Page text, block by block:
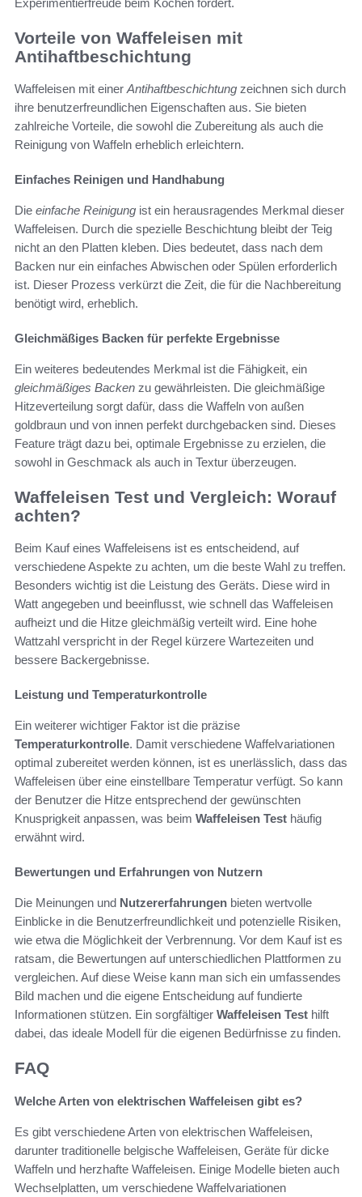
Vorteile von Waffeleisen mit
Antihaftbeschichtung
Waffeleisen mit einer Antihaftbeschichtung zeichnen sich durch
ihre benutzerfreundlichen Eigenschaften aus. Sie bieten
zahlreiche Vorteile, die sowohl die Zubereitung als auch die
Reinigung von Waffeln erheblich erleichtern.
Einfaches Reinigen und Handhabung
Die einfache Reinigung ist ein herausragendes Merkmal dieser
Waffeleisen. Durch die spezielle Beschichtung bleibt der Teig
nicht an den Platten kleben. Dies bedeutet, dass nach dem
Backen nur ein einfaches Abwischen oder Spülen erforderlich
ist. Dieser Prozess verkürzt die Zeit, die für die Nachbereitung
benötigt wird, erheblich.
Gleichmäßiges Backen für perfekte Ergebnisse
Ein weiteres bedeutendes Merkmal ist die Fähigkeit, ein
gleichmäßiges Backen zu gewährleisten. Die gleichmäßige
Hitzeverteilung sorgt dafür, dass die Waffeln von außen
goldbraun und von innen perfekt durchgebacken sind. Dieses
Feature trägt dazu bei, optimale Ergebnisse zu erzielen, die
sowohl in Geschmack als auch in Textur überzeugen.
Waffeleisen Test und Vergleich: Worauf
achten?
Beim Kauf eines Waffeleisens ist es entscheidend, auf
verschiedene Aspekte zu achten, um die beste Wahl zu treffen.
Besonders wichtig ist die Leistung des Geräts. Diese wird in
Watt angegeben und beeinflusst, wie schnell das Waffeleisen
aufheizt und die Hitze gleichmäßig verteilt wird. Eine hohe
Wattzahl verspricht in der Regel kürzere Wartezeiten und
bessere Backergebnisse.
Leistung und Temperaturkontrolle
Ein weiterer wichtiger Faktor ist die präzise
Temperaturkontrolle. Damit verschiedene Waffelvariationen
optimal zubereitet werden können, ist es unerlässlich, dass das
Waffeleisen über eine einstellbare Temperatur verfügt. So kann
der Benutzer die Hitze entsprechend der gewünschten
Knusprigkeit anpassen, was beim Waffeleisen Test häufig
erwähnt wird.
Bewertungen und Erfahrungen von Nutzern
Die Meinungen und Nutzererfahrungen bieten wertvolle
Einblicke in die Benutzerfreundlichkeit und potenzielle Risiken,
wie etwa die Möglichkeit der Verbrennung. Vor dem Kauf ist es
ratsam, die Bewertungen auf unterschiedlichen Plattformen zu
vergleichen. Auf diese Weise kann man sich ein umfassendes
Bild machen und die eigene Entscheidung auf fundierte
Informationen stützen. Ein sorgfältiger Waffeleisen Test hilft
dabei, das ideale Modell für die eigenen Bedürfnisse zu finden.
FAQ
Welche Arten von elektrischen Waffeleisen gibt es?
Es gibt verschiedene Arten von elektrischen Waffeleisen,
darunter traditionelle belgische Waffeleisen, Geräte für dicke
Waffeln und herzhafte Waffeleisen. Einige Modelle bieten auch
Wechselplatten, um verschiedene Waffelvariationen